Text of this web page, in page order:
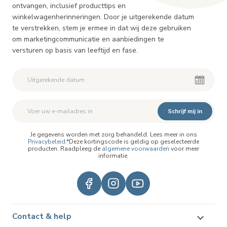
ontvangen, inclusief producttips en
winkelwagenherinneringen. Door je uitgerekende datum
te verstrekken, stem je ermee in dat wij deze gebruiken
om marketingcommunicatie en aanbiedingen te
versturen op basis van leeftijd en fase.
Schrijf mij in
Je gegevens worden met zorg behandeld. Lees meer in ons
Privacybeleid.*Deze kortingscode is geldig op geselecteerde
producten. Raadpleeg de algemene voorwaarden voor meer
informatie.
Contact & help